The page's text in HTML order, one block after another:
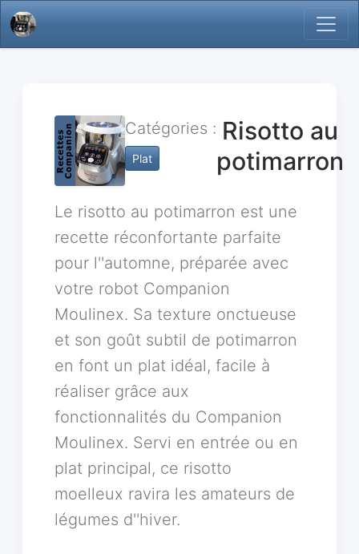
Catégories :
Plat
Risotto au
potimarron
Le risotto au potimarron est une
recette réconfortante parfaite
pour l''automne, préparée avec
votre robot Companion
Moulinex. Sa texture onctueuse
et son goût subtil de potimarron
en font un plat idéal, facile à
réaliser grâce aux
fonctionnalités du Companion
Moulinex. Servi en entrée ou en
plat principal, ce risotto
moelleux ravira les amateurs de
légumes d''hiver.